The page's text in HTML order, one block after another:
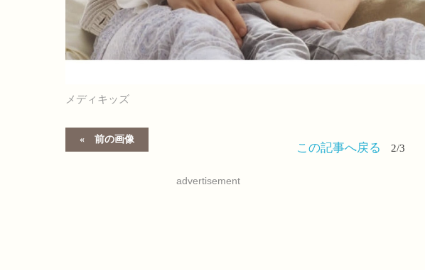
メディキッズ
前の画像
この記事へ戻る 2/3
advertisement